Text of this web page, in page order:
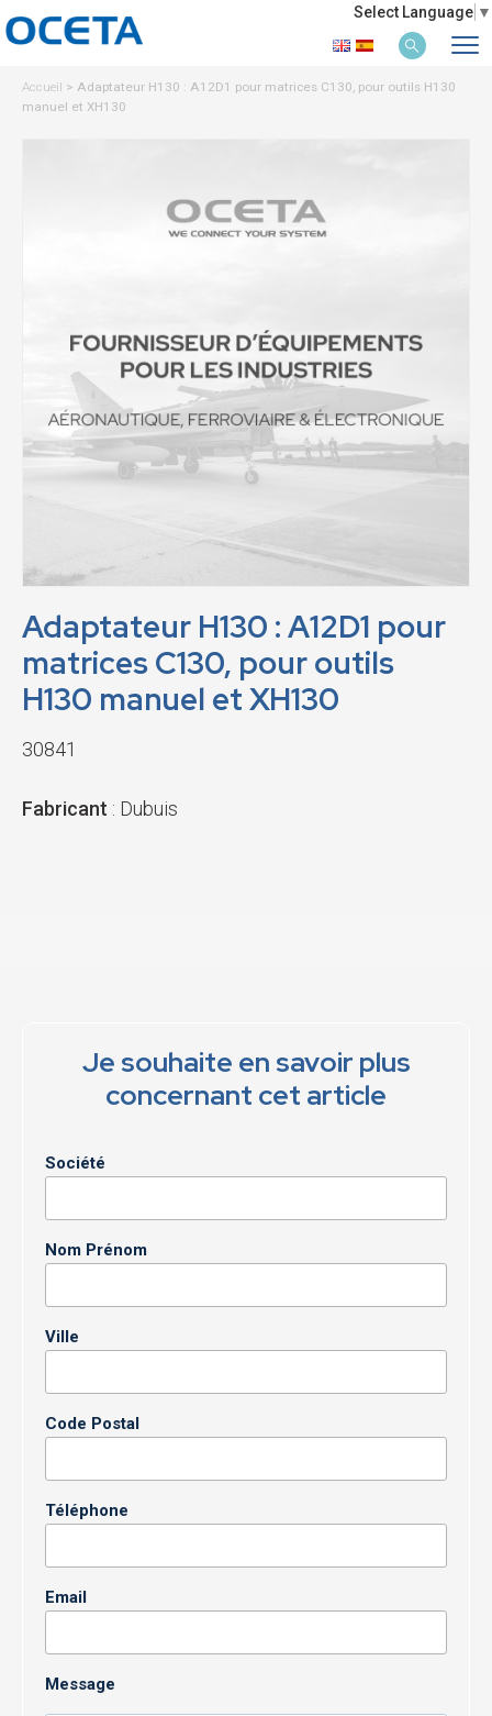
Select Language ▼
Accueil > Adaptateur H130 : A12D1 pour matrices C130, pour outils H130
manuel et XH130
Adaptateur H130 : A12D1 pour
matrices C130, pour outils
H130 manuel et XH130
30841
Fabricant : Dubuis
Je souhaite en savoir plus
concernant cet article
Société
Nom Prénom
Ville
Code Postal
Téléphone
Email
Message